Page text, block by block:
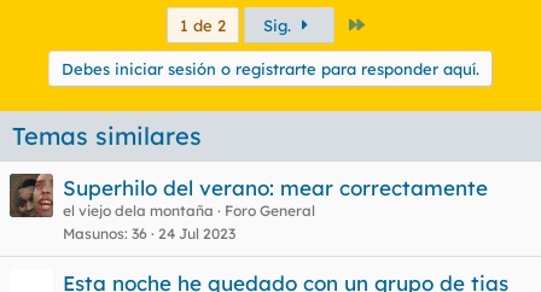
1 de 2 Sig.
Debes iniciar sesión o registrarte para responder aquí.
Temas similares
Superhilo del verano: mear correctamente
el viejo dela montaña
Foro General
Masunos 36 24 Jul 2023
Esta noche he quedado con un grupo de tias